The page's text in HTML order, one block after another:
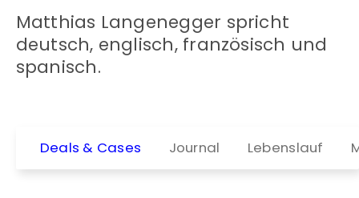
Matthias Langenegger spricht
deutsch, englisch, französisch und
spanisch.
Deals & Cases Journal Lebenslauf